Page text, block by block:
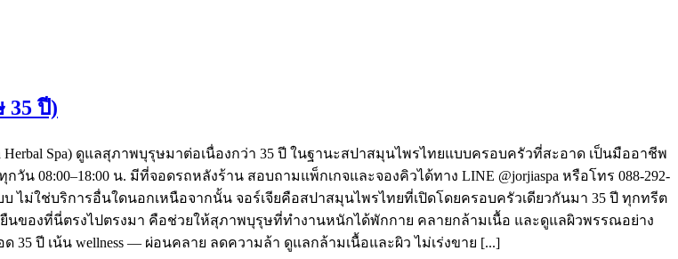
35 ปี)
Spa) ดูแลสุภาพบุรุษมาต่อเนื่องกว่า 35 ปี ในฐานะสปาสมุนไพรไทยแบบครอบครัวที่สะอาด เป็นมืออาชีพ
08:00–18:00 น. มีที่จอดรถหลังร้าน สอบถามแพ็กเกจและจองคิวได้ทาง LINE @jorjiaspa หรือโทร 088-292-
ไม่ใช่บริการอื่นใดนอกเหนือจากนั้น จอร์เจียคือสปาสมุนไพรไทยที่เปิดโดยครอบครัวเดียวกันมา 35 ปี ทุกทรีต
ของที่นี่ตรงไปตรงมา คือช่วยให้สุภาพบุรุษที่ทำงานหนักได้พักกาย คลายกล้ามเนื้อ และดูแลผิวพรรณอย่าง
ปี เน้น wellness — ผ่อนคลาย ลดความล้า ดูแลกล้ามเนื้อและผิว ไม่เร่งขาย [...]